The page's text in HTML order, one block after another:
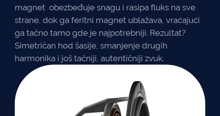
magnet obezbeđuje snagu i rasipa fluks na sve
strane, dok ga feritni magnet ublažava, vraćajući
ga tačno tamo gde je najpotrebniji. Rezultat?
Simetričan hod šasije, smanjenje drugih
harmonika i još tačniji, autentičniji zvuk.